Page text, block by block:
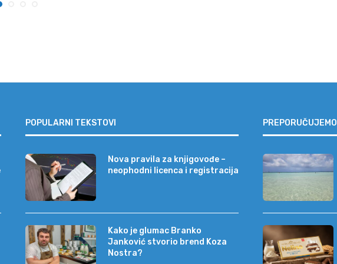
POPULARNI TEKSTOVI
Nova pravila za knjigovođe –
neophodni licenca i registracija
Kako je glumac Branko
Janković stvorio brend Koza
Nostra?
PREPORUČUJEMO